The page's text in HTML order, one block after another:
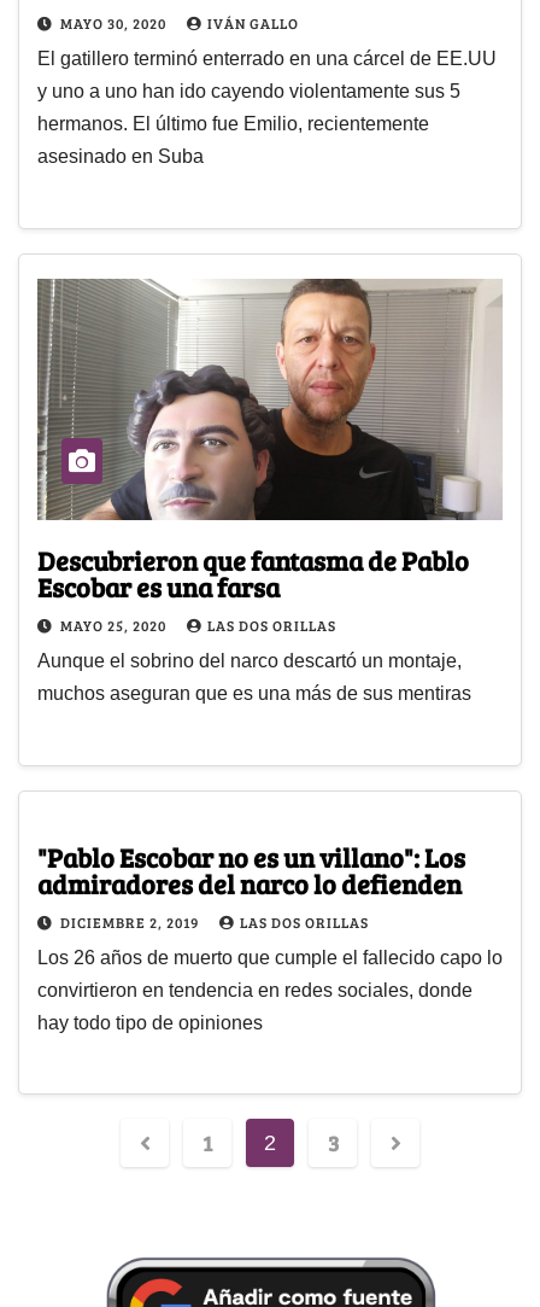
MAYO 30, 2020 IVÁN GALLO
El gatillero terminó enterrado en una cárcel de EE.UU
y uno a uno han ido cayendo violentamente sus 5
hermanos. El último fue Emilio, recientemente
asesinado en Suba
Descubrieron que fantasma de Pablo
Escobar es una farsa
MAYO 25, 2020 LAS DOS ORILLAS
Aunque el sobrino del narco descartó un montaje,
muchos aseguran que es una más de sus mentiras
"Pablo Escobar no es un villano": Los
admiradores del narco lo defienden
DICIEMBRE 2, 2019 LAS DOS ORILLAS
Los 26 años de muerto que cumple el fallecido capo lo
convirtieron en tendencia en redes sociales, donde
hay todo tipo de opiniones
1 2 3